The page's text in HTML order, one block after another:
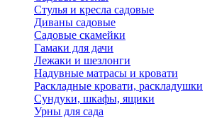
Стулья и кресла садовые
Диваны садовые
Садовые скамейки
Гамаки для дачи
Лежаки и шезлонги
Надувные матрасы и кровати
Раскладные кровати, раскладушки
Сундуки, шкафы, ящики
Урны для сада